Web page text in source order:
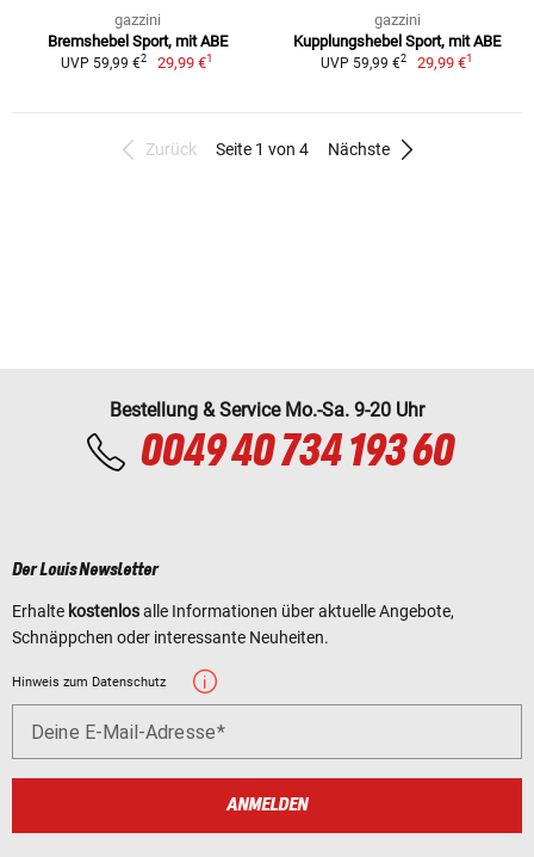
gazzini
Bremshebel Sport, mit ABE
UVP 59,99 €2 29,99 €1
gazzini
Kupplungshebel Sport, mit ABE
UVP 59,99 €2 29,99 €1
Zurück Seite 1 von 4 Nächste
Bestellung & Service Mo.-Sa. 9-20 Uhr
0049 40 734 193 60
Der Louis Newsletter
Erhalte kostenlosalle Informationen über aktuelle Angebote,
Schnäppchen oder interessante Neuheiten.
Hinweis zum Datenschutz
Deine E-Mail-Adresse
ANMELDEN